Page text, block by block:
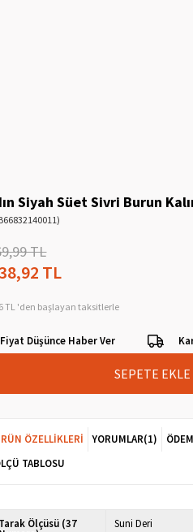
Siyah Süet Sivri Burun
TL
TL
TL 'den başlayan taksitlerle
Fiyat Düşünce Haber Ver
ÖZELLIKLERI YORUMLAR(1)
TABLOSU
Tarak Ölçüsü (37 Suni Deri